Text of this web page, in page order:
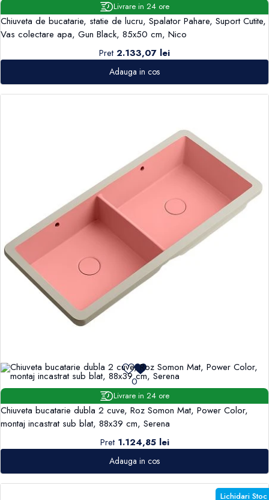
Livrare in 24 ore
Chiuveta de bucatarie, statie de lucru, Spalator Pahare, Suport Cutite,
Vas colectare apa, Gun Black, 85x50 cm, Nico
Pret 2.133,07 lei
Adauga in cos
0
Livrare in 24 ore
Chiuveta bucatarie dubla 2 cuve, Roz Somon Mat, Power Color,
montaj incastrat sub blat, 88x39 cm, Serena
Pret 1.124,85 lei
Adauga in cos
Lichidari Stoc